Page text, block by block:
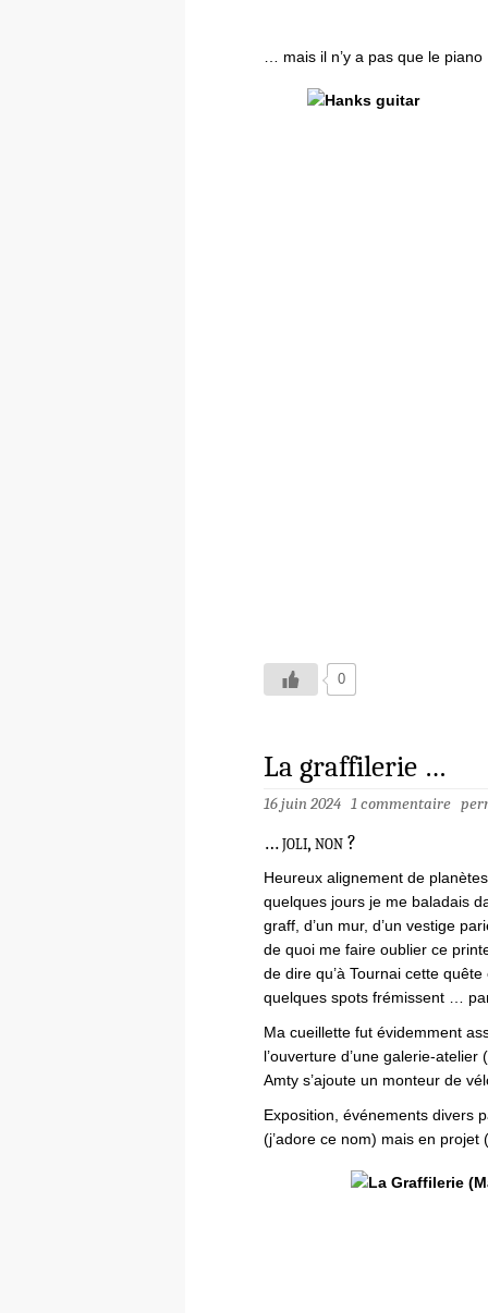
… mais il n’y a pas que le
0
La graffilerie …
16 juin 2024 1 commentaire
… joli, non ?
Heureux alignement de
quelques jours je me baladais
graff, d’un mur, d’un vestige
de quoi me faire oublier ce
de dire qu’à Tournai cette
quelques spots frémissent …
Ma cueillette fut évidemment
l’ouverture d’une galerie-
Amty s’ajoute un monteur de
Exposition, événements divers
(j’adore ce nom) mais en